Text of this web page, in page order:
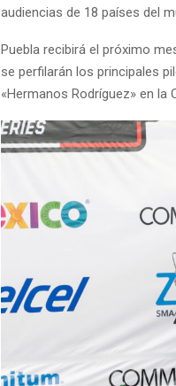
audiencias de 18 países del
Puebla recibirá el próximo
se perfilarán los principales
«Hermanos Rodríguez» en la